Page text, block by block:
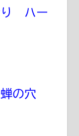
り ハー
蝉の穴